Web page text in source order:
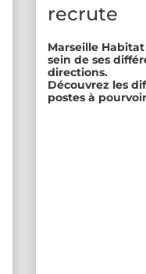
recrute
Marseille
sein de ses
directions.
Découvrez les
postes à